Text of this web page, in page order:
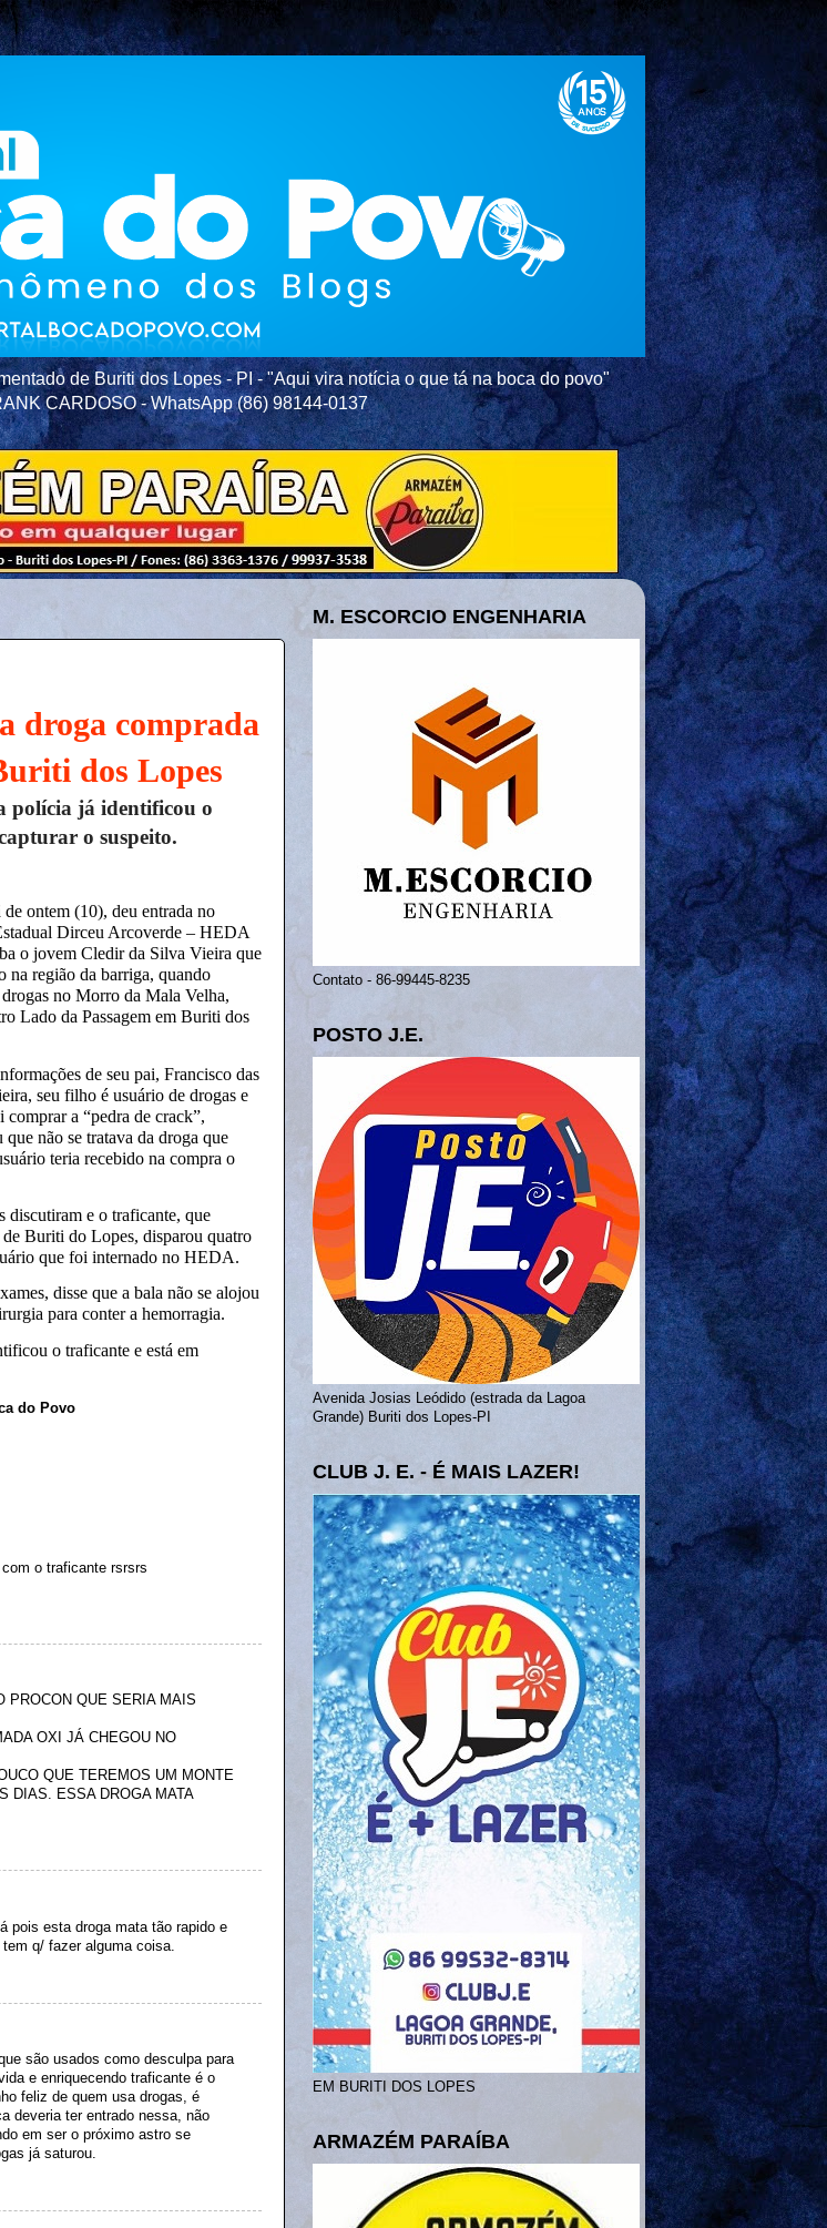
de Buriti dos Lopes - PI - "Aqui vira notícia o que tá na boca do povo"
CARDOSO - WhatsApp (86) 98144-0137
droga comprada
dos Lopes
polícia já identificou o
o suspeito.
de ontem (10), deu entrada no
Dirceu Arcoverde – HEDA
o jovem Cledir da Silva Vieira que
na região da barriga, quando
no Morro da Mala Velha,
Lado da Passagem em Buriti dos
de seu pai, Francisco das
seu filho é usuário de drogas e
comprar a “pedra de crack”,
não se tratava da droga que
teria recebido na compra o
discutiram e o traficante, que
Buriti do Lopes, disparou quatro
que foi internado no HEDA.
disse que a bala não se alojou
para conter a hemorragia.
o traficante e está em
do Povo
o traficante rsrsrs
PROCON QUE SERIA MAIS
OXI JÁ CHEGOU NO
QUE TEREMOS UM MONTE
DIAS. ESSA DROGA MATA
pois esta droga mata tão rapido e
q/ fazer alguma coisa.
são usados como desculpa para
e enriquecendo traficante é o
feliz de quem usa drogas, é
deveria ter entrado nessa, não
em ser o próximo astro se
já saturou.
M. ESCORCIO ENGENHARIA
Contato - 86-99445-8235
POSTO J.E.
Avenida Josias Leódido (estrada da Lagoa
Grande) Buriti dos Lopes-PI
CLUB J. E. - É MAIS LAZER!
EM BURITI DOS LOPES
ARMAZÉM PARAÍBA